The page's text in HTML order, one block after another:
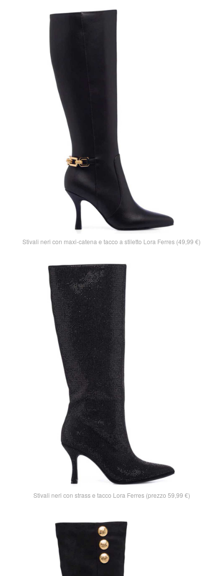
Stivali neri con maxi-catena e tacco a stiletto Lora Ferres (49,99 €)
Stivali neri con strass e tacco Lora Ferres (prezzo 59,99 €)